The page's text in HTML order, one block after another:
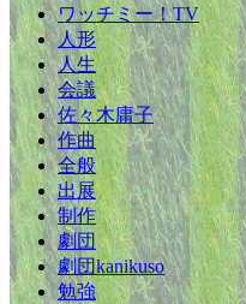
ワッチミー！TV
人形
人生
会議
佐々木庸子
作曲
全般
出展
制作
劇団
劇団kanikuso
勉強